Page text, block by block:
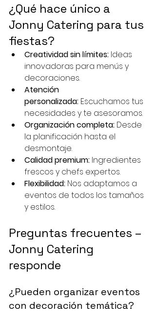
¿Qué hace único a
Jonny Catering para tus
fiestas?
Creatividad sin límites: Ideas
innovadoras para menús y
decoraciones.
Atención
personalizada: Escuchamos tus
necesidades y te asesoramos.
Organización completa: Desde
la planificación hasta el
desmontaje.
Calidad premium: Ingredientes
frescos y chefs expertos.
Flexibilidad: Nos adaptamos a
eventos de todos los tamaños
y estilos.
Preguntas frecuentes –
Jonny Catering
responde
¿Pueden organizar eventos
con decoración temática?